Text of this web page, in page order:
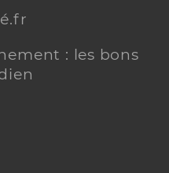
: les bons